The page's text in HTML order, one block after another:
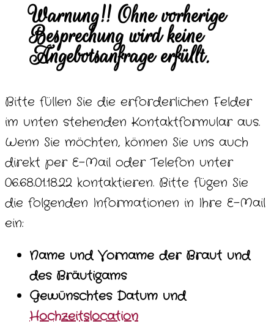
Warnung!! Ohne vorherige
Besprechung wird keine
Angebotsanfrage erfüllt.
Bitte füllen Sie die erforderlichen Felder
im unten stehenden Kontaktformular aus.
Wenn Sie möchten, können Sie uns auch
direkt per E-Mail oder Telefon unter
06.68.01.18.22 kontaktieren. Bitte fügen Sie
die folgenden Informationen in Ihre E-Mail
ein:
Name und Vorname der Braut und
des Bräutigams
Gewünschtes Datum und
Hochzeitslocation